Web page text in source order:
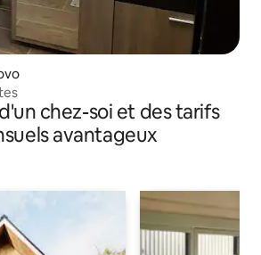
chez-soi et des tarifs
avantageux